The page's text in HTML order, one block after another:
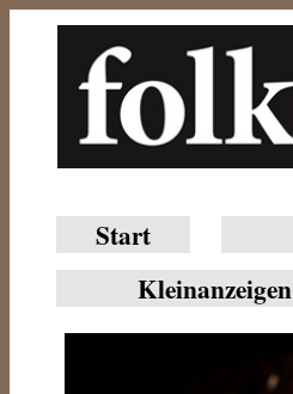
Start
Klein­anzeigen